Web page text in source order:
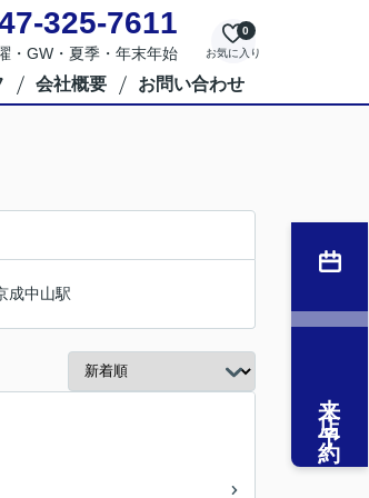
325-7611
GW・夏季・年末年始 お気に入り
0
会社概要 お問い合わせ
成中山駅
来店予約